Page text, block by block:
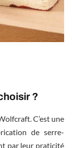
?
C’est une
de serre-
par leur praticité